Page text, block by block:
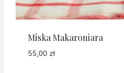
Miska Makaroniara
55,00 zł